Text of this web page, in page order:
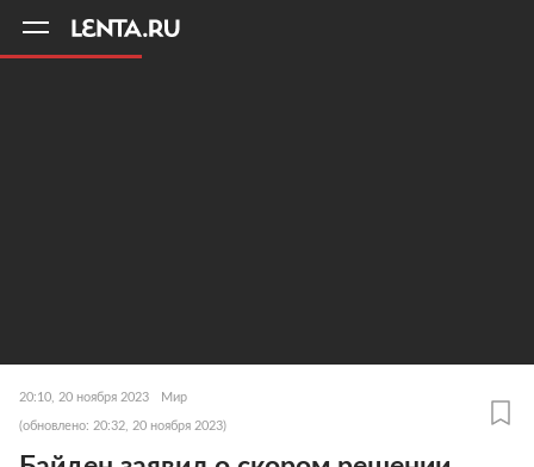
20:10, 20 ноября 2023 Мир
(обновлено: 20:32, 20 ноября 2023)